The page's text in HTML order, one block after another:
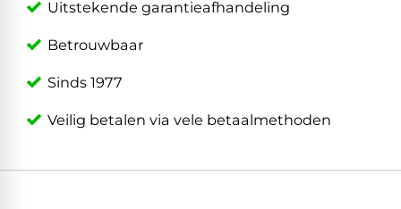
Uitstekende garantieafhandeling
Betrouwbaar
Sinds 1977
Veilig betalen via vele betaalmethoden